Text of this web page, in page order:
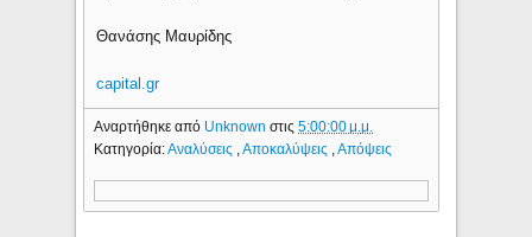
Θανάσης Μαυρίδης
capital.gr
Αναρτήθηκε από Unknownστις5:00:00 μ.μ.
Κατηγορία:Αναλύσεις ,Αποκαλύψεις ,Απόψεις